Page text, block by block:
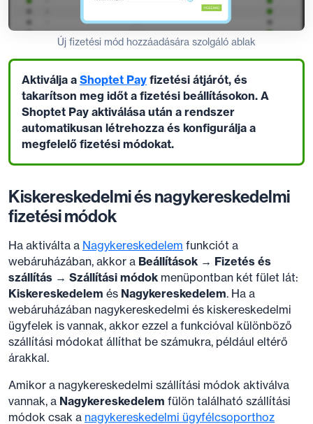
Új fizetési mód hozzáadására szolgáló ablak
Aktiválja a Shoptet Pay fizetési átjárót, és
takarítson meg időt a fizetési beállításokon. A
Shoptet Pay aktiválása után a rendszer
automatikusan létrehozza és konfigurálja a
megfelelő fizetési módokat.
Kiskereskedelmi és nagykereskedelmi
fizetési módok
Ha aktiválta a Nagykereskedelem funkciót a
webáruházában, akkor a Beállítások → Fizetés és
szállítás → Szállítási módok menüpontban két fület lát:
Kiskereskedelem és Nagykereskedelem. Ha a
webáruházában nagykereskedelmi és kiskereskedelmi
ügyfelek is vannak, akkor ezzel a funkcióval különböző
szállítási módokat állíthat be számukra, például eltérő
árakkal.
Amikor a nagykereskedelmi szállítási módok aktiválva
vannak, a Nagykereskedelem fülön található szállítási
módok csak a nagykereskedelmi ügyfélcsoporthoz